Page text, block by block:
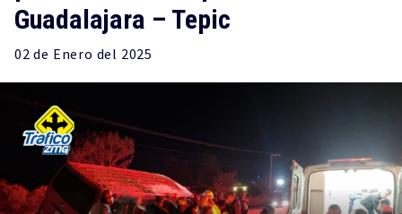
Guadalajara – Tepic
02 de Enero del 2025